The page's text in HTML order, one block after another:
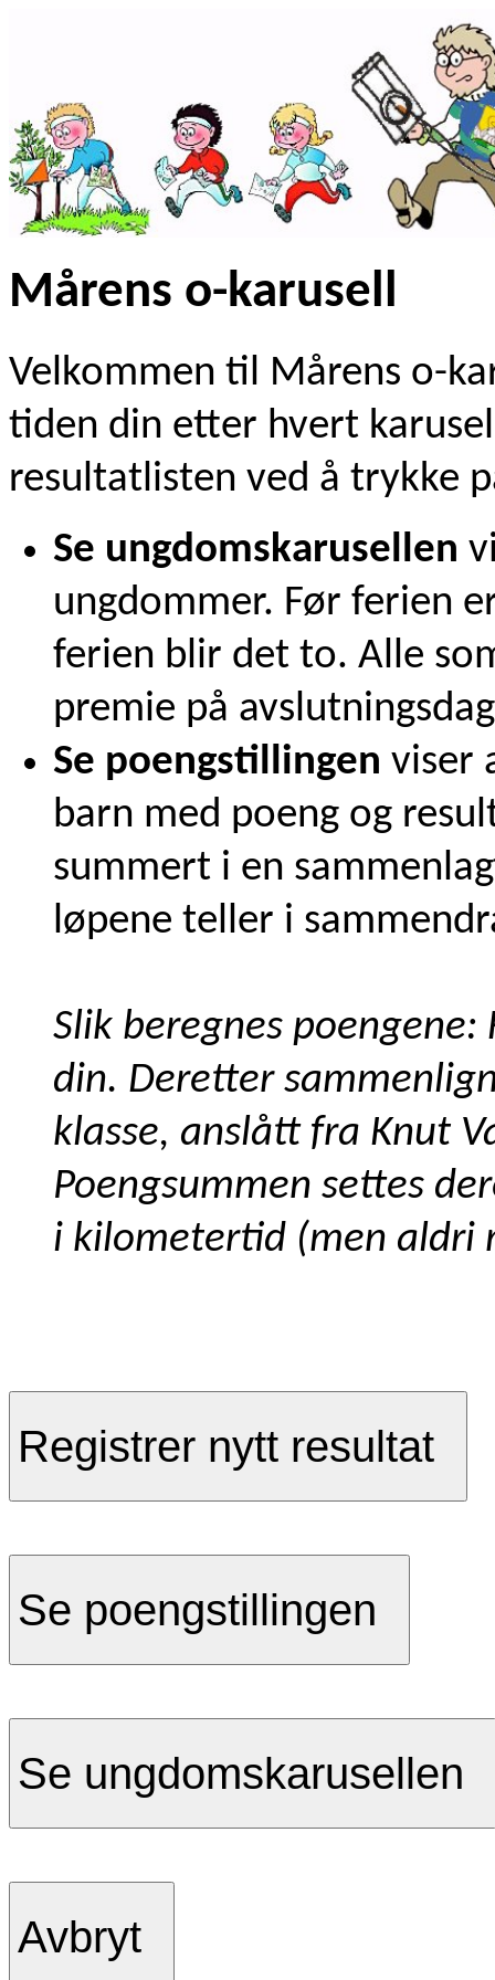
Mårens o-karusell
Velkommen til Mårens o-
tiden din etter hvert
resultatlisten ved å trykke
Se ungdomskarusellen
ungdommer. Før ferien
ferien blir det to. Alle
premie på
Se poengstillingen viser
barn med poeng og
summert i en
løpene teller i
Slik beregnes
din. Deretter
klasse, anslått fra Knut
Poengsummen settes
i kilometertid (men aldri